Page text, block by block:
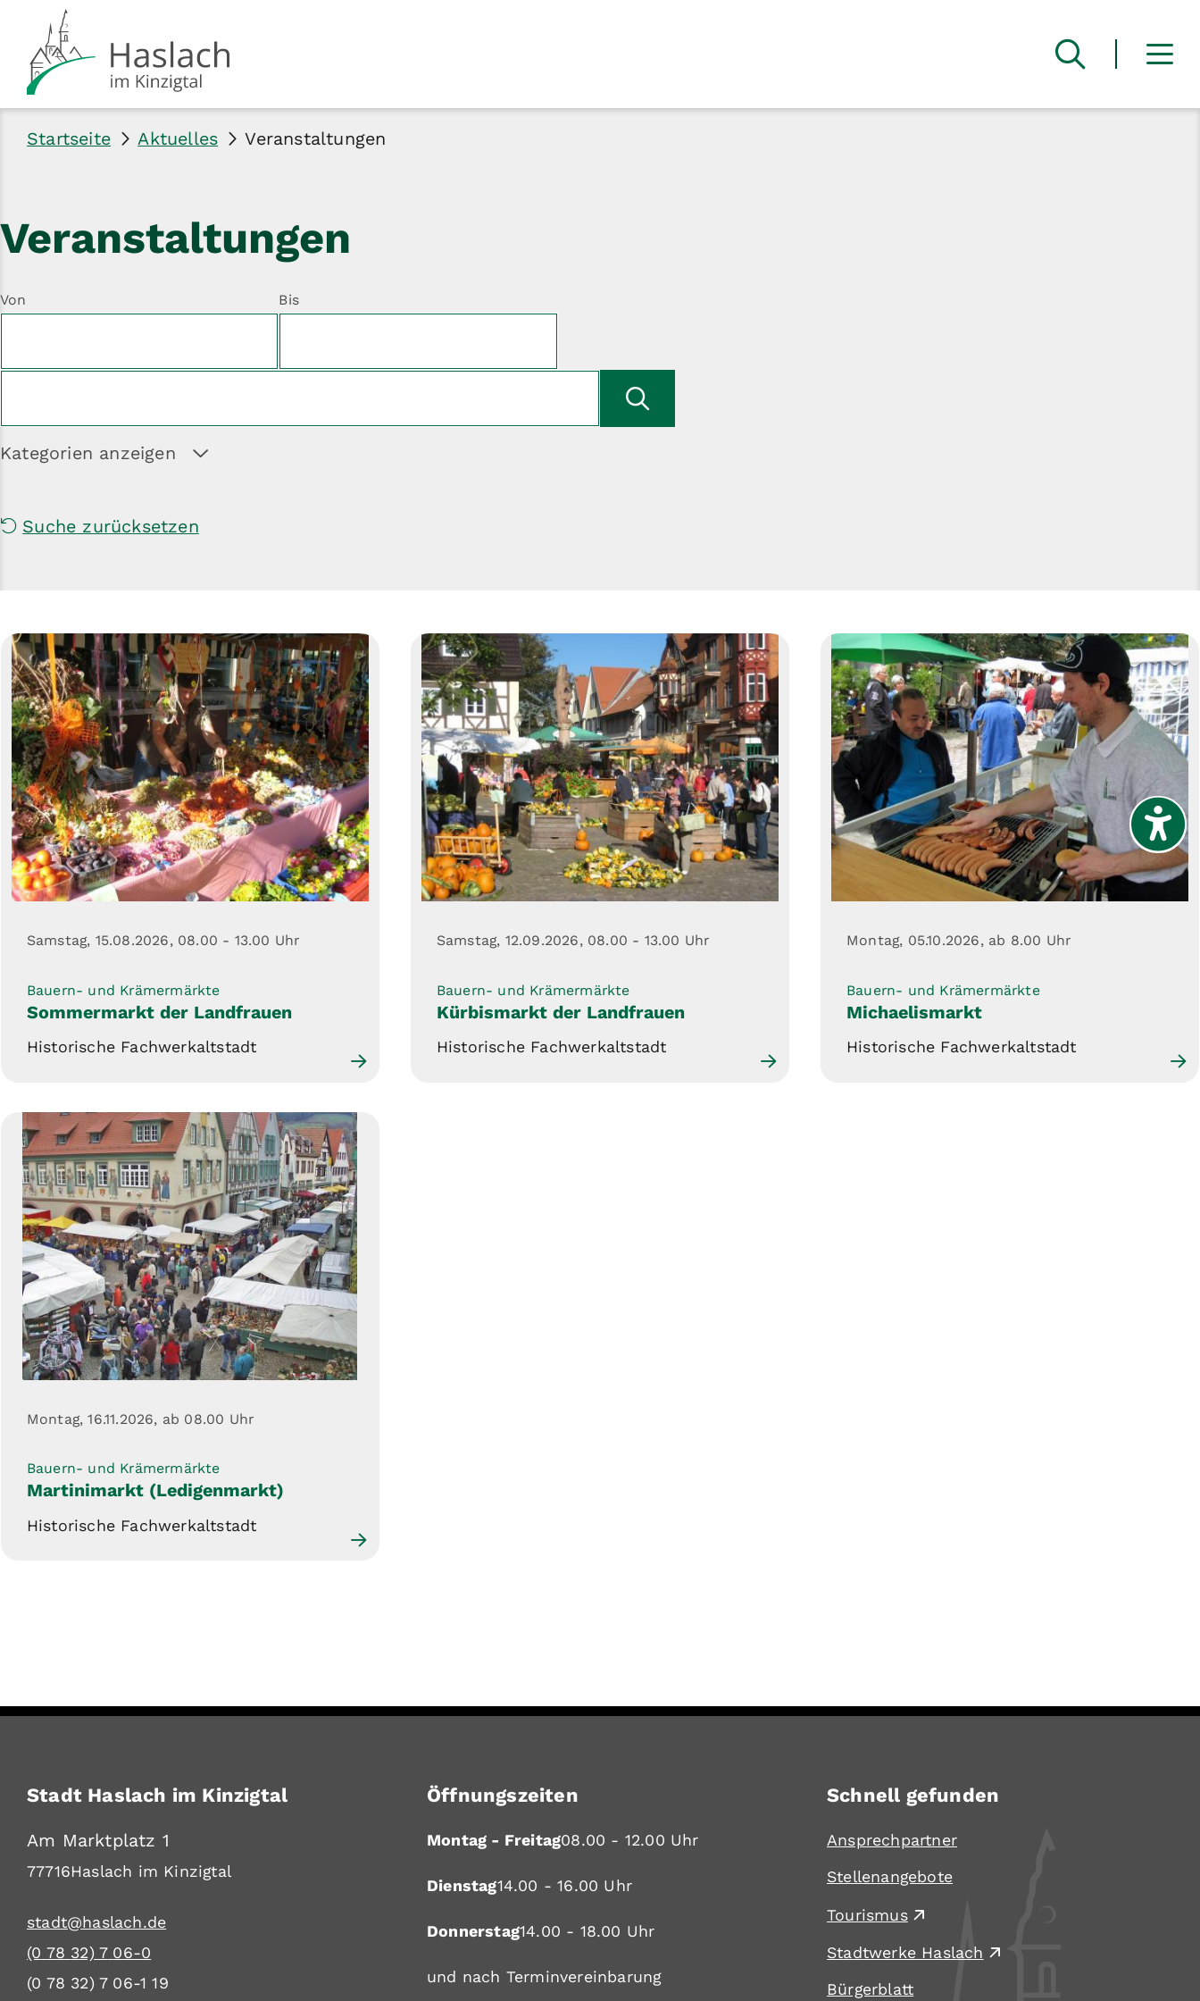
Startseite Aktuelles Veranstaltungen
Veranstaltungen
Von Bis
Kategorien anzeigen
Suche zurücksetzen
Samstag, 15.08.2026, 08.00 - 13.00 Uhr
Bauern- und Krämermärkte
Sommermarkt der Landfrauen
Historische Fachwerkaltstadt
Samstag, 12.09.2026, 08.00 - 13.00 Uhr
Bauern- und Krämermärkte
Kürbismarkt der Landfrauen
Historische Fachwerkaltstadt
Montag, 05.10.2026, ab 8.00 Uhr
Bauern- und Krämermärkte
Michaelismarkt
Historische Fachwerkaltstadt
Montag, 16.11.2026, ab 08.00 Uhr
Bauern- und Krämermärkte
Martinimarkt (Ledigenmarkt)
Historische Fachwerkaltstadt
Stadt Haslach im Kinzigtal
Am Marktplatz 1
77716Haslach im Kinzigtal
stadt@haslach.de
(0 78 32) 7 06-0
(0 78 32) 7 06-1 19
Öffnungszeiten
Montag - Freitag08.00 - 12.00 Uhr
Dienstag14.00 - 16.00 Uhr
Donnerstag14.00 - 18.00 Uhr
und nach Terminvereinbarung
Schnell gefunden
Ansprechpartner
Stellenangebote
Tourismus
Stadtwerke Haslach
Bürgerblatt